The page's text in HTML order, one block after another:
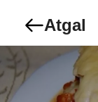
Atgal